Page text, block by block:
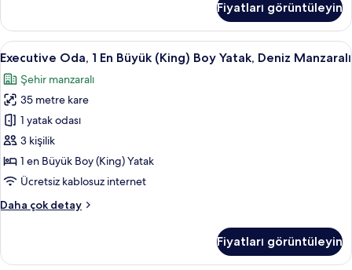
hakkında
daha
fazla
Fiyatları görüntüleyin
Executive
Oda,
1
En
Büyük
(King)
Boy
Yatak,
Manzaralı
fotoğrafları
Kaliteli yatak takımı, Tempur-Pedic
9
Executive Oda, 1 En Büyük (King) Boy Yatak, Deniz Manzaralı
Şehir manzaralı
35 metre kare
1 yatak odası
3 kişilik
1 en Büyük Boy (King) Yatak
Ücretsiz kablosuz internet
Daha çok detay
Executive
Büyük
Fiyatları görüntüleyin